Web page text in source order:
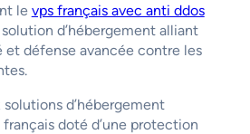
le vps français avec anti ddos
d’hébergement alliant
et défense avancée contre les
d’hébergement
français doté d’une protection